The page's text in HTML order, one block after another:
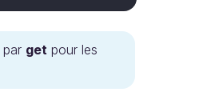
get pour les